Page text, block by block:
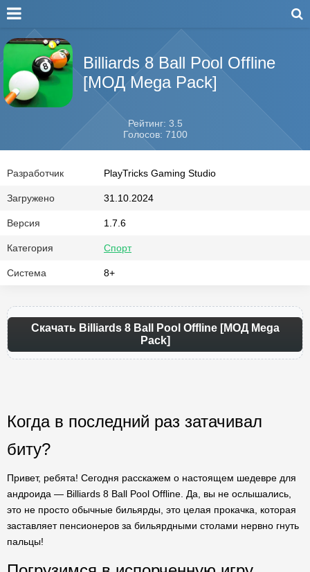
Billiards 8 Ball Pool Offline
[МОД Mega Pack]
Рейтинг: 3.5
Голосов: 7100
Разработчик PlayTricks Gaming Studio
Загружено 31.10.2024
Версия 1.7.6
Категория Спорт
Система 8+
Скачать Billiards 8 Ball Pool Offline [МОД Mega
Pack]
Когда в последний раз затачивал
биту?
Привет, ребята! Сегодня расскажем о настоящем шедевре для
андроида — Billiards 8 Ball Pool Offline. Да, вы не ослышались,
это не просто обычные бильярды, это целая прокачка, которая
заставляет пенсионеров за бильярдными столами нервно гнуть
пальцы!